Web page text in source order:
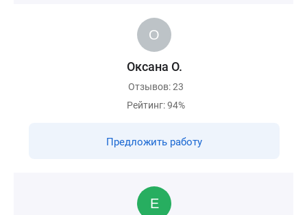
Оксана О.
Отзывов: 23
Рейтинг: 94%
Предложить работу